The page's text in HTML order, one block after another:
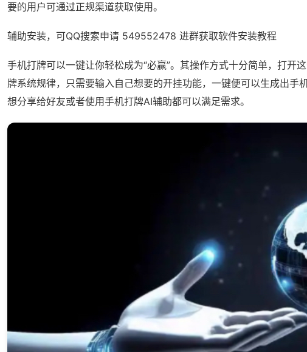
要的用户可通过正规渠道获取使用。
辅助安装，可QQ搜索申请 549552478 进群获取软件安装教程
手机打牌可以一键让你轻松成为“必赢”。其操作方式十分简单，打开
牌系统规律，只需要输入自己想要的开挂功能，一键便可以生成出手
想分享给好友或者使用手机打牌AI辅助都可以满足需求。